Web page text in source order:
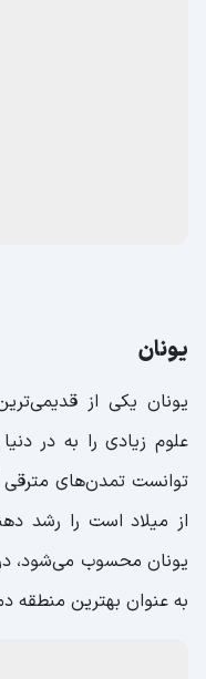
یونان
یونان یکی از
علوم زیادی را به در
از میلاد است را رشد
به عنوان بهترین منطقه